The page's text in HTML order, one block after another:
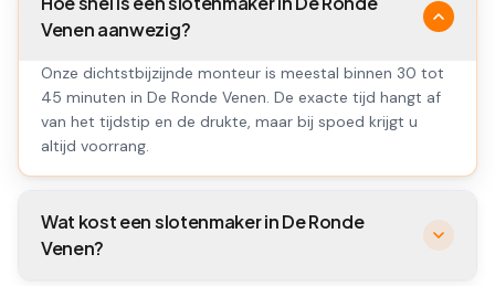
Venen aanwezig?
Onze dichtstbijzijnde monteur is meestal binnen 30 tot
45 minuten in De Ronde Venen. De exacte tijd hangt af
van het tijdstip en de drukte, maar bij spoed krijgt u
altijd voorrang.
Wat kost een slotenmaker in De Ronde
Venen?